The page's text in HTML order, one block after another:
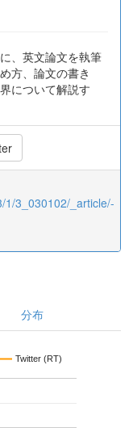
、英文論文を執筆
方、論文の書き
について解説す
1/3_030102/_article/-
分布
Twitter (RT)